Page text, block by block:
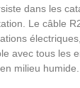
dans les
Le câble
avec tous les
milieu humide.